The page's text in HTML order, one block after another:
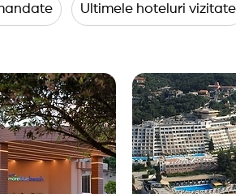
Ultimele hoteluri vizitate